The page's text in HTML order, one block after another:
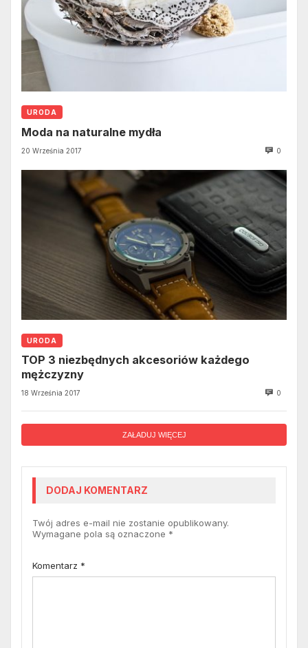
URODA
Moda na naturalne mydła
20 Września 2017 0
URODA
TOP 3 niezbędnych akcesoriów każdego
mężczyzny
18 Września 2017 0
ZAŁADUJ WIĘCEJ
DODAJ KOMENTARZ
Twój adres e-mail nie zostanie opublikowany.
Wymagane pola są oznaczone *
Komentarz *